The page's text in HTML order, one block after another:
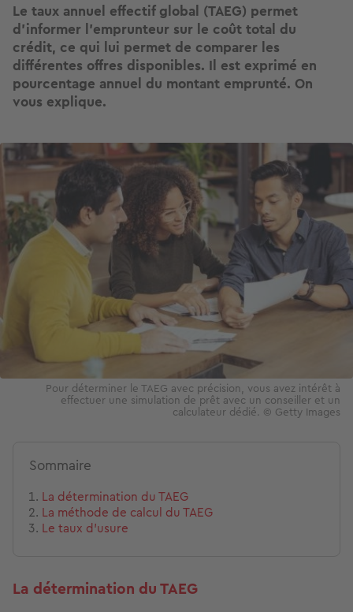
Le taux annuel effectif global (TAEG) permet
d’informer l’emprunteur sur le coût total du
crédit, ce qui lui permet de comparer les
différentes offres disponibles. Il est exprimé en
pourcentage annuel du montant emprunté. On
vous explique.
Image
Pour déterminer le TAEG avec précision, vous avez intérêt à
effectuer une simulation de prêt avec un conseiller et un
calculateur dédié. © Getty Images
Sommaire
La détermination du TAEG
La méthode de calcul du TAEG
Le taux d’usure
La détermination du TAEG